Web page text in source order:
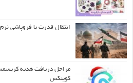
انتقال قدرت یا فروپاشی
مراحل دریافت هدیه
کوینکس